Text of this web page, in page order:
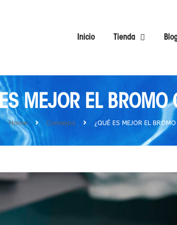
Inicio Tienda
Home Consejos ¿QUÉ ES MEJOR EL
MEJOR EL BROMO